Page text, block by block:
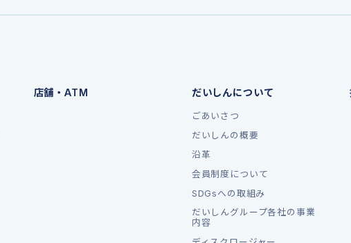
店舗・ATM だいしんについて
ごあいさつ
だいしんの概要
沿革
会員制度について
SDGsへの取組み
だいしんグループ各社の事業
内容